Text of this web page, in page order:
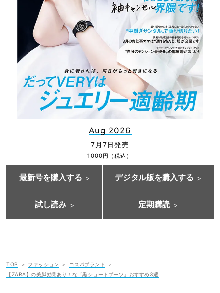
Aug 2026
7月7日発売
1000円（税込）
最新号を購入する デジタル版を購入する
試し読み 定期購読
TOP ファッション
コスパブランド
【ZARA】の美脚効果あり！な「黒ショートブーツ」おすすめ3選